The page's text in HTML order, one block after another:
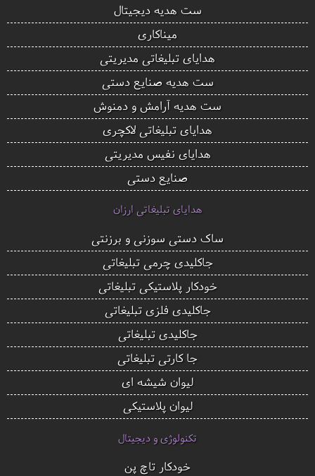
ست هدیه دیجیتال
میناکاری
هدایای تبلیغاتی مدیریتی
ست هدیه صنایع دستی
ست هدیه آرامش و دمنوش
هدایای تبلیغاتی لاکچری
هدایای نفیس مدیریتی
صنایع دستی
هدایای تبلیغاتی ارزان
ساک دستی سوزنی و برزنتی
جاکلیدی چرمی تبلیغاتی
خودکار پلاستیکی تبلیغاتی
جاکلیدی فلزی تبلیغاتی
جاکلیدی تبلیغاتی
جا کارتی تبلیغاتی
لیوان شیشه ای
لیوان پلاستیکی
تکنولوژی و دیجیتال
خودکار تاچ پن